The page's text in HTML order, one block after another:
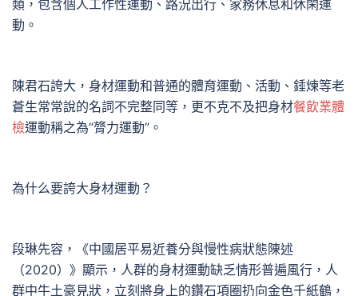
類，包含個人工作性運動、路況出行、家務休息和休閑運
動。
陳君石誇大，身材運動和普通的體育運動、活動、錘煉等老
蒼生常常說的名詞不完整同等，更不克不及把身材餐飲業體
檢運動稱之為“膂力運動”。
為什么要誇大身材運動？
段琳先容，《中國居平易近養分與慢性病狀態陳述
（2020）》顯示，人群的身材運動缺乏情形普遍風行，人
群中牛土豪見狀，立刻將身上的鑽石項圈扔向金色千紙鶴，